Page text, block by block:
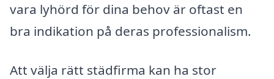
vara lyhörd för dina behov är oftast en
bra indikation på deras professionalism.
Att välja rätt städfirma kan ha stor